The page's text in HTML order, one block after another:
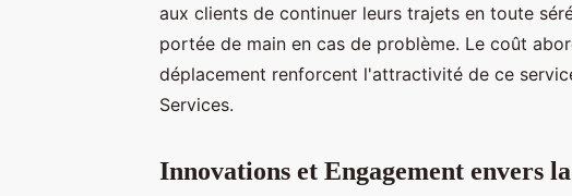
aux clients de continuer leurs trajets en toute
portée de main en cas de problème. Le coût
déplacement renforcent l'attractivité de ce
Services.
Innovations et Engagement envers